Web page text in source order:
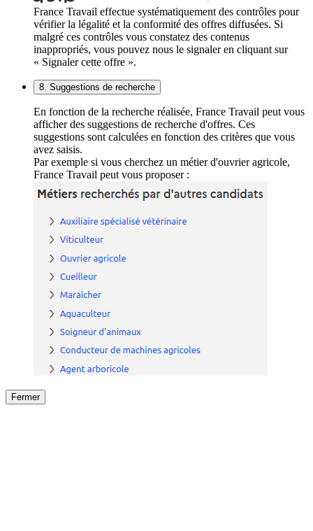
France Travail effectue systématiquement des contrôles pour
vérifier la légalité et la conformité des offres diffusées. Si
malgré ces contrôles vous constatez des contenus
inappropriés, vous pouvez nous le signaler en cliquant sur
« Signaler cette offre ».
8. Suggestions de recherche
En fonction de la recherche réalisée, France Travail peut vous
afficher des suggestions de recherche d'offres. Ces
suggestions sont calculées en fonction des critères que vous
avez saisis.
Par exemple si vous cherchez un métier d'ouvrier agricole,
France Travail peut vous proposer :
Fermer